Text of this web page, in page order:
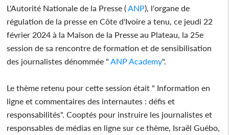
L'Autorité Nationale de la Presse (ANP), l'organe de
régulation de la presse en Côte d'Ivoire a tenu, ce jeudi 22
février 2024 à la Maison de la Presse au Plateau, la 25e
session de sa rencontre de formation et de sensibilisation
des journalistes dénommée " ANPAcademy".
Le thème retenu pour cette session était " Information en
ligne et commentaires des internautes : défis et
responsabilités". Cooptés pour instruire les journalistes et
responsables de médias en ligne sur ce thème, Israël Guébo,